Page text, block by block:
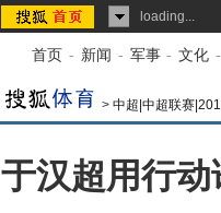
loading...
首页 - 新闻 - 军事 - 文化 -
> 中超|中超联赛
于汉超用行